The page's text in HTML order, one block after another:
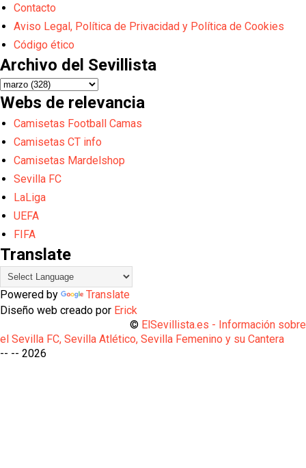
Contacto
Aviso Legal, Política de Privacidad y Política de Cookies
Código ético
Archivo del Sevillista
Webs de relevancia
Camisetas Football Camas
Camisetas CT info
Camisetas Mardelshop
Sevilla FC
LaLiga
UEFA
FIFA
Translate
Powered by
Translate
Diseño web creado por Erick
© ElSevillista.es - Información sobre
el Sevilla FC, Sevilla Atlético, Sevilla Femenino y su Cantera
-- -- 2026